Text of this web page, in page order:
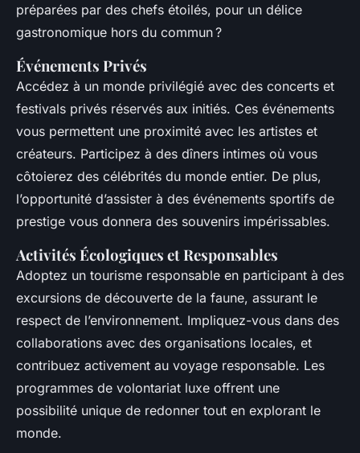
préparées par des chefs étoilés, pour un délice
gastronomique hors du commun ?
Événements Privés
Accédez à un monde privilégié avec des concerts et
festivals privés réservés aux initiés. Ces événements
vous permettent une proximité avec les artistes et
créateurs. Participez à des dîners intimes où vous
côtoierez des célébrités du monde entier. De plus,
l’opportunité d’assister à des événements sportifs de
prestige vous donnera des souvenirs impérissables.
Activités Écologiques et Responsables
Adoptez un tourisme responsable en participant à des
excursions de découverte de la faune, assurant le
respect de l’environnement. Impliquez-vous dans des
collaborations avec des organisations locales, et
contribuez activement au voyage responsable. Les
programmes de volontariat luxe offrent une
possibilité unique de redonner tout en explorant le
monde.